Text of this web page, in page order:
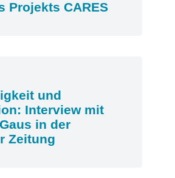
Projekts CARES
und
Interview mit
in der
Zeitung